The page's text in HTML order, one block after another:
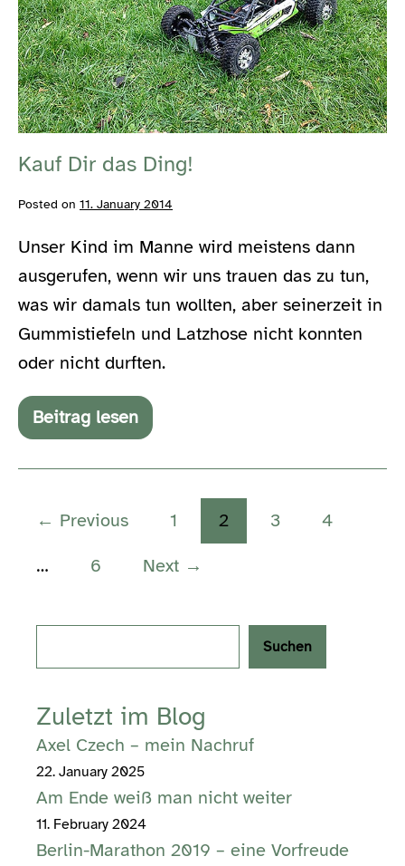
Ding!
Kauf Dir das Ding!
Posted on 11. January 2014
Unser Kind im Manne wird meistens dann
ausgerufen, wenn wir uns trauen das zu tun,
was wir damals tun wollten, aber seinerzeit in
Gummistiefeln und Latzhose nicht konnten
oder nicht durften.
Beitrag lesen
Kauf
Dir
← Previous
1 2 3
4
…
6 Next →
Suchen
Zuletzt im Blog
Axel Czech – mein Nachruf
22. January 2025
Am Ende weiß man nicht weiter
11. February 2024
Berlin-Marathon 2019 – eine Vorfreude